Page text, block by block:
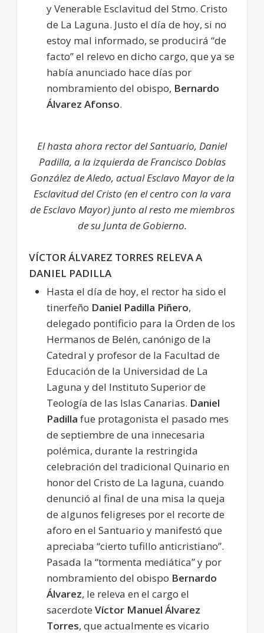
y Venerable Esclavitud del Stmo. Cristo
de La Laguna. Justo el día de hoy, si no
estoy mal informado, se producirá “de
facto” el relevo en dicho cargo, que ya se
había anunciado hace días por
nombramiento del obispo, Bernardo
Álvarez Afonso.
El hasta ahora rector del Santuario, Daniel
Padilla, a la izquierda de Francisco Doblas
González de Aledo, actual Esclavo Mayor de la
Esclavitud del Cristo (en el centro con la vara
de Esclavo Mayor) junto al resto me miembros
de su Junta de Gobierno.
VÍCTOR ÁLVAREZ TORRES RELEVA A
DANIEL PADILLA
Hasta el día de hoy, el rector ha sido el
tinerfeño Daniel Padilla Piñero,
delegado pontificio para la Orden de los
Hermanos de Belén, canónigo de la
Catedral y profesor de la Facultad de
Educación de la Universidad de La
Laguna y del Instituto Superior de
Teología de las Islas Canarias. Daniel
Padilla fue protagonista el pasado mes
de septiembre de una innecesaria
polémica, durante la restringida
celebración del tradicional Quinario en
honor del Cristo de La laguna, cuando
denunció al final de una misa la queja
de algunos feligreses por el recorte de
aforo en el Santuario y manifestó que
apreciaba “cierto tufillo anticristiano”.
Pasada la “tormenta mediática” y por
nombramiento del obispo Bernardo
Álvarez, le releva en el cargo el
sacerdote Víctor Manuel Álvarez
Torres, que actualmente es vicario